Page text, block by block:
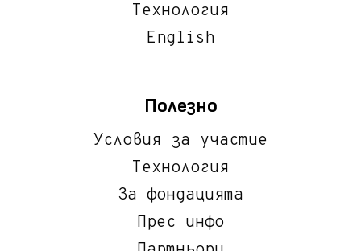
Технология
English
Полезно
Условия за участие
Технология
За фондацията
Прес инфо